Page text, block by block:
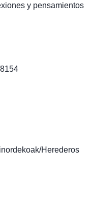
y pensamientos
Herederos